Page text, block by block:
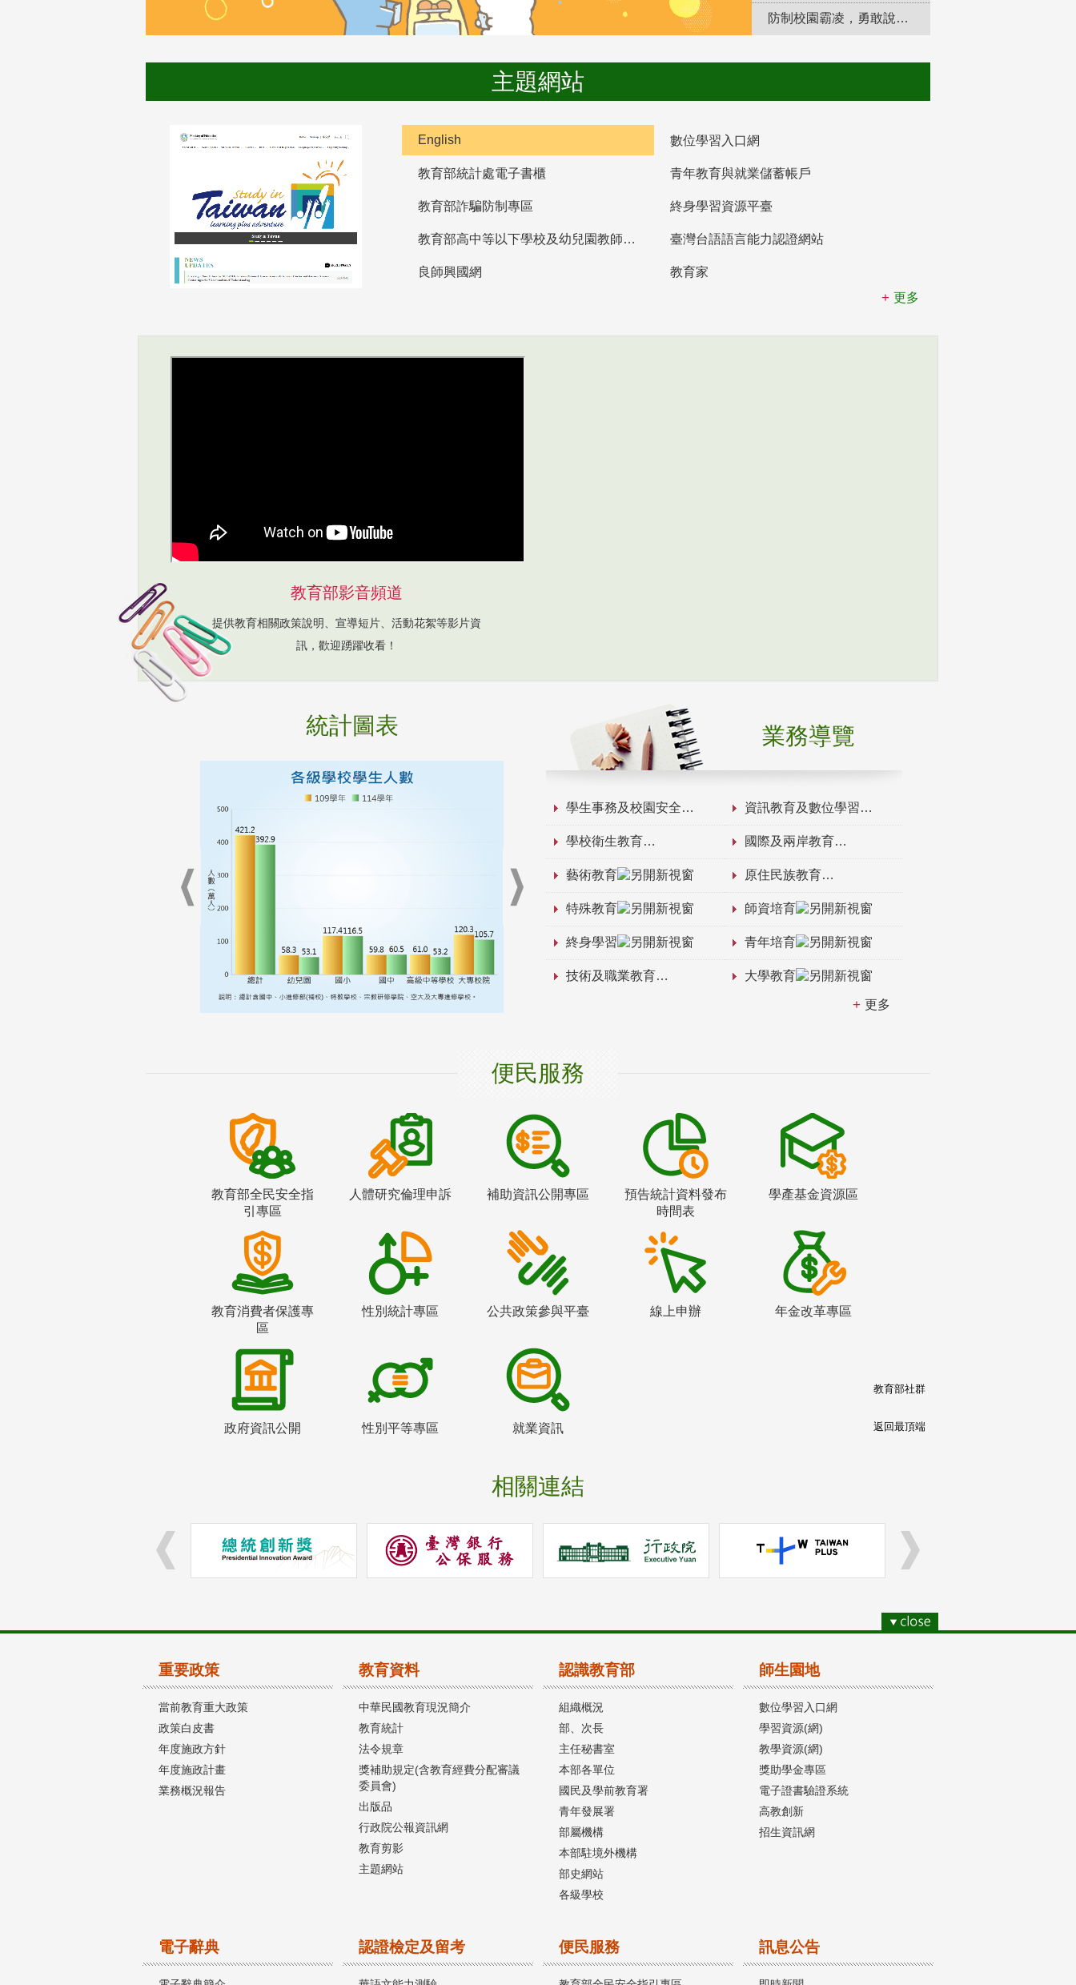
防制校園霸凌，勇敢說出來！
主題網站
English 數位學習入口網
教育部統計處電子書櫃 青年教育與就業儲蓄帳戶
教育部詐騙防制專區 終身學習資源平臺
教育部高中等以下學校及幼兒園教師資格檢定考試 臺灣台語語言能力認證網站
良師興國網
教育家
更多
教育部影音頻道
提供教育相關政策說明、宣導短片、活動花絮等影片資
訊，歡迎踴躍收看！
統計圖表 業務導覽
學生事務及校園安全 資訊教育及數位學習
學校衛生教育 國際及兩岸教育
藝術教育 原住民族教育
特殊教育 師資培育
終身學習 青年培育
技術及職業教育 大學教育
更多
便民服務
教育部全民安全指
引專區
人體研究倫理申訴 補助資訊公開專區
預告統計資料發布
時間表
學產基金資源區
教育消費者保護專
區
性別統計專區 公共政策參與平臺 線上申辦 年金改革專區
政府資訊公開 性別平等專區 就業資訊
相關連結
教育部社群
返回最頂端
重要政策
當前教育重大政策
政策白皮書
年度施政方針
年度施政計畫
業務概況報告
教育資料
中華民國教育現況簡介
教育統計
法令規章
獎補助規定(含教育經費分配審議
委員會)
出版品
行政院公報資訊網
教育剪影
主題網站
認識教育部
組織概況
部、次長
主任秘書室
本部各單位
國民及學前教育署
青年發展署
部屬機構
本部駐境外機構
部史網站
各級學校
師生園地
數位學習入口網
學習資源(網)
教學資源(網)
獎助學金專區
電子證書驗證系統
高教創新
招生資訊網
電子辭典 認證檢定及留考 便民服務 訊息公告